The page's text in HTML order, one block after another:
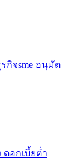
กิจsme อนุมัต
ดอกเบี้ยต่ำ